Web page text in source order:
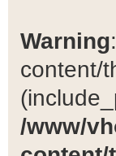
Warning
content/
/www/